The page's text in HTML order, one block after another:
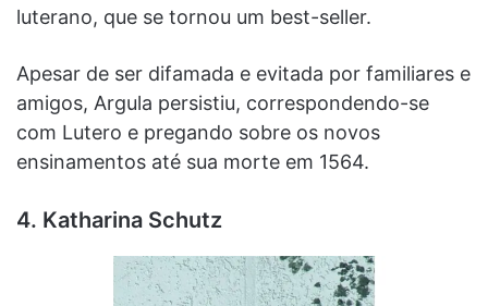
luterano, que se tornou um best-seller.
Apesar de ser difamada e evitada por familiares e
amigos, Argula persistiu, correspondendo-se
com Lutero e pregando sobre os novos
ensinamentos até sua morte em 1564.
4. Katharina Schutz